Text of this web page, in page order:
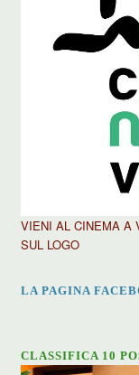
VIENI AL CINEMA A
SUL LOGO
LA PAGINA
CLASSIFICA 10